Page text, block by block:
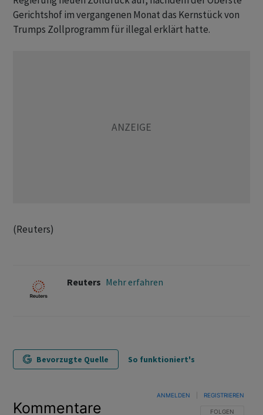
Gerichtshof ‌im vergangenen Monat das Kernstück von
Trumps Zollprogramm für illegal erklärt hatte.
(Reuters)
Reuters Mehr erfahren
Bevorzugte Quelle So funktioniert's
Kommentare FOLGE DIESER
FOLGEN
ANMELDEN REGISTRIEREN